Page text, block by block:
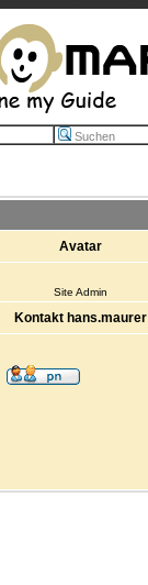
Suchen
Avatar
Site Admin
Kontakt hans.maurer